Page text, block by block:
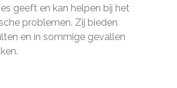
geeft en kan helpen bij het
problemen. Zij bieden
en in sommige gevallen